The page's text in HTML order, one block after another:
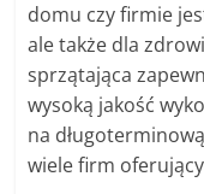
domu czy firmie
ale także dla
sprzątająca
wysoką jakość
na
wiele firm